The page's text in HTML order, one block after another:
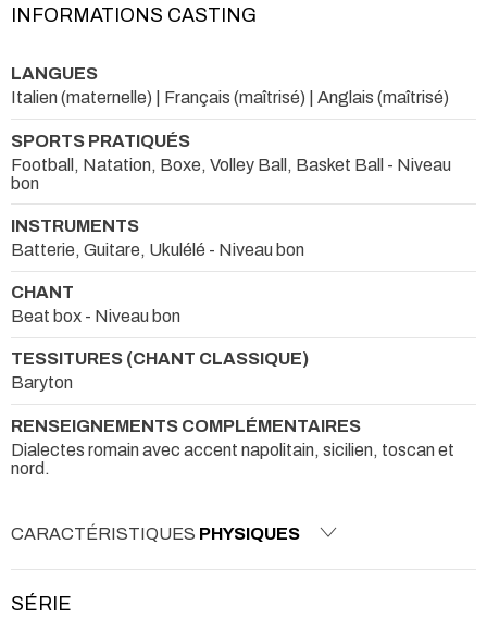
INFORMATIONS CASTING
LANGUES
Italien (maternelle) | Français (maîtrisé) | Anglais (maîtrisé)
SPORTS PRATIQUÉS
Football, Natation, Boxe, Volley Ball, Basket Ball - Niveau
bon
INSTRUMENTS
Batterie, Guitare, Ukulélé - Niveau bon
CHANT
Beat box - Niveau bon
TESSITURES (CHANT CLASSIQUE)
Baryton
RENSEIGNEMENTS COMPLÉMENTAIRES
Dialectes romain avec accent napolitain, sicilien, toscan et
nord.
CARACTÉRISTIQUES PHYSIQUES
SÉRIE